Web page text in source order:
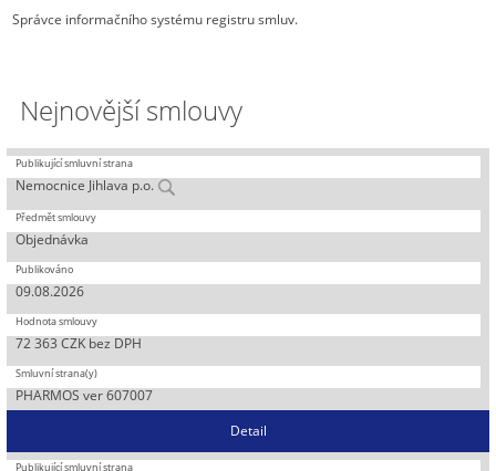
Správce informačního systému registru smluv.
Nejnovější smlouvy
Nemocnice Jihlava p.o.
Objednávka
09.08.2026
72 363 CZK bez DPH
PHARMOS ver 607007
Detail